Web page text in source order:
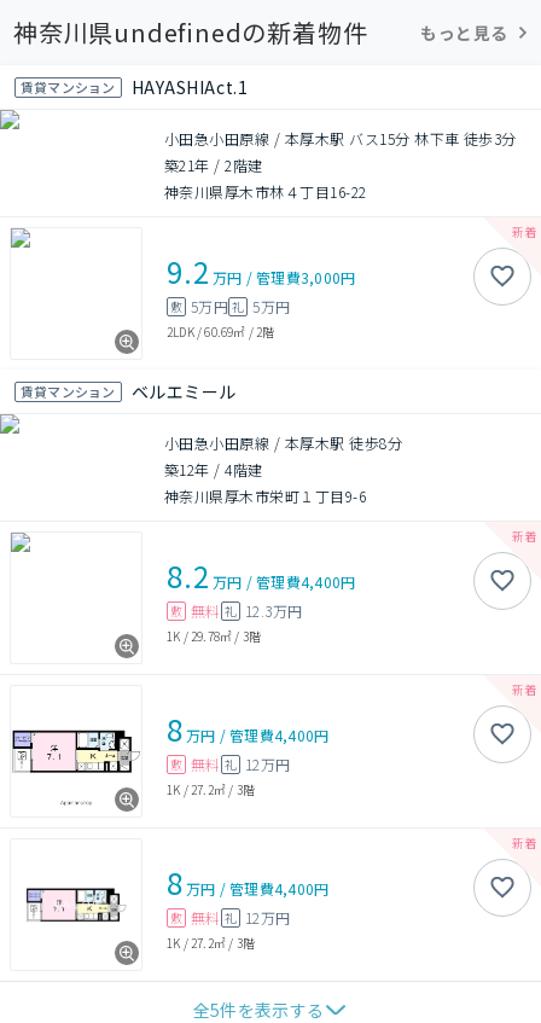
神奈川県undefinedの新着物件 もっと見る
賃貸マンション HAYASHIAct.1
小田急小田原線 / 本厚木駅 バス15分 林下車 徒歩3分
築21年 /2階建
神奈川県厚木市林４丁目16-22
9.2 万円 /管理費3,000円
敷 5万円礼 5万円
2LDK/60.69㎡ / 2階
賃貸マンション ベルエミール
小田急小田原線 / 本厚木駅 徒歩8分
築12年 /4階建
神奈川県厚木市栄町１丁目9-6
8.2 万円 /管理費4,400円
敷 無料 礼 12.3万円
1K / 29.78㎡ / 3階
8万円 /管理費4,400円
敷 無料 礼 12万円
1K / 27.2㎡ / 3階
8万円 /管理費4,400円
敷 無料 礼 12万円
1K / 27.2㎡ / 3階
全5件を表示する